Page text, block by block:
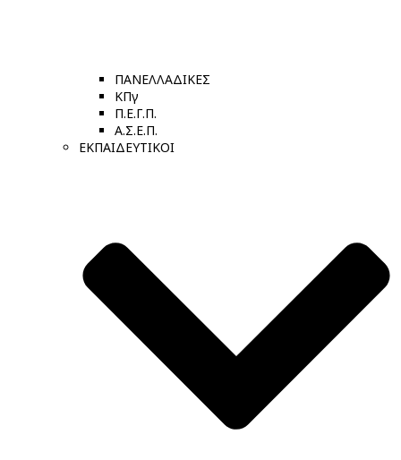
ΠΑΝΕΛΛΑΔΙΚΕΣ
ΚΠγ
Π.Ε.Γ.Π.
Α.Σ.Ε.Π.
ΕΚΠΑΙΔΕΥΤΙΚΟΙ